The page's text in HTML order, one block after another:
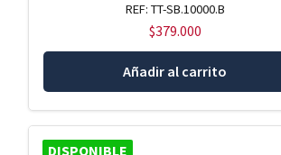
REF: TT-SB.10000.B
$379.000
Añadir al carrito
DISPONIBLE